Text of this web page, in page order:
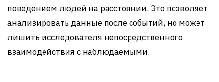
поведением людей на расстоянии. Это позволяет
анализировать данные после событий, но может
лишить исследователя непосредственного
взаимодействия с наблюдаемыми.